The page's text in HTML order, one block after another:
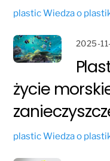
plasticWiedza o
2025-
życie
plasticWiedza o